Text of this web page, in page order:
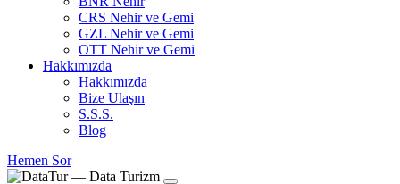
CRS Nehir ve Gemi
GZL Nehir ve Gemi
OTT Nehir ve Gemi
Hakkımızda
Hakkımızda
Bize Ulaşın
S.S.S.
Blog
Hemen Sor